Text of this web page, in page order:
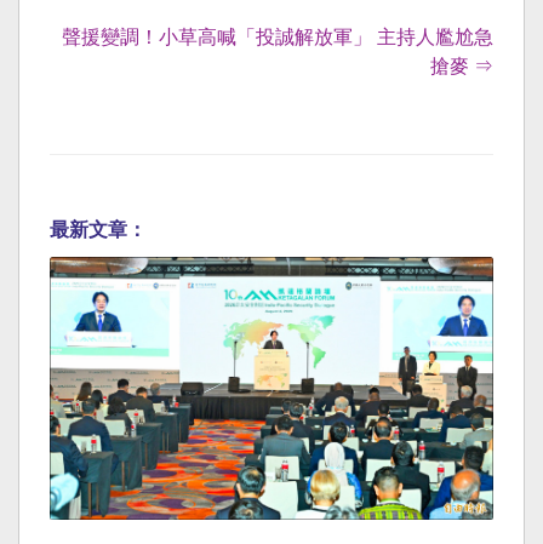
聲援變調！小草高喊「投誠解放軍」 主持人尷尬急
搶麥 ⇒
最新文章：